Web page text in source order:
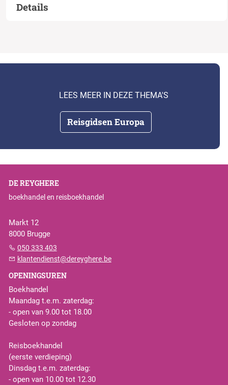
Details
Reisgidsen Europa
LEES MEER IN DEZE THEMA'S
DE REYGHERE
boekhandel en reisboekhandel
Markt 12
8000 Brugge
050 333 403
klantendienst@dereyghere.be
OPENINGSUREN
Boekhandel
Maandag t.e.m. zaterdag:
- open van 9.00 tot 18.00
Gesloten op zondag
Reisboekhandel
(eerste verdieping)
Dinsdag t.e.m. zaterdag:
- open van 10.00 tot 12.30